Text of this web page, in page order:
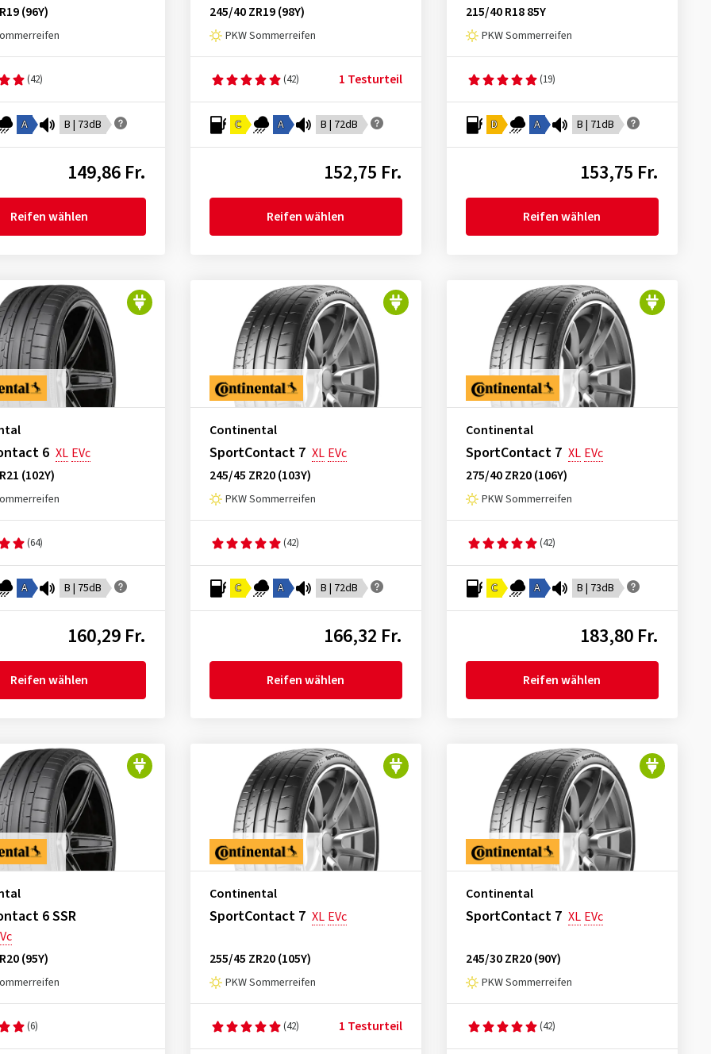
(96Y)
(42)
A B | 73dB
149,86 Fr.
Reifen wählen
245/40 ZR19 (98Y)
PKW Sommerreifen
(42) 1 Testurteil
C A B | 72dB
152,75 Fr.
Reifen wählen
215/40 R18 85Y
PKW Sommerreifen
(19)
D A B | 71dB
153,75 Fr.
Reifen wählen
6 XL EVc
(102Y)
(64)
A B | 75dB
160,29 Fr.
Reifen wählen
Continental
SportContact 7 XL EVc
245/45 ZR20 (103Y)
PKW Sommerreifen
(42)
C A B | 72dB
166,32 Fr.
Reifen wählen
Continental
SportContact 7 XL EVc
275/40 ZR20 (106Y)
PKW Sommerreifen
(42)
C A B | 73dB
183,80 Fr.
Reifen wählen
6 SSR
(95Y)
(6)
Continental
SportContact 7 XL EVc
255/45 ZR20 (105Y)
PKW Sommerreifen
(42) 1 Testurteil
Continental
SportContact 7 XL EVc
245/30 ZR20 (90Y)
PKW Sommerreifen
(42)